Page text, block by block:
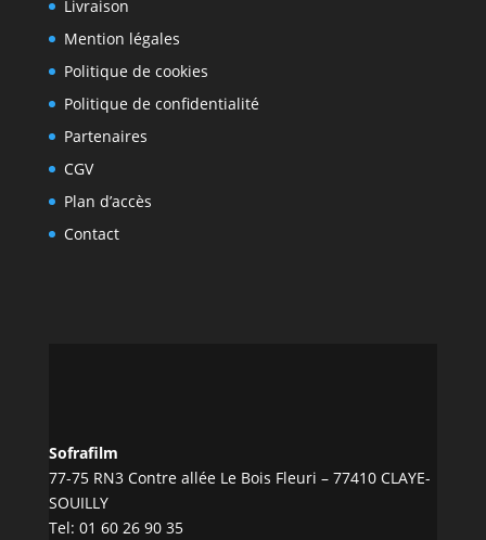
Livraison
Mention légales
Politique de cookies
Politique de confidentialité
Partenaires
CGV
Plan d’accès
Contact
Sofrafilm
77-75 RN3 Contre allée Le Bois Fleuri – 77410 CLAYE-
SOUILLY
Tel: 01 60 26 90 35